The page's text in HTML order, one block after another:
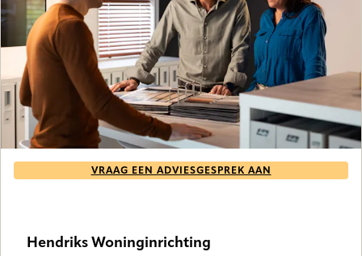
VRAAG EEN ADVIESGESPREK AAN
Hendriks Woninginrichting